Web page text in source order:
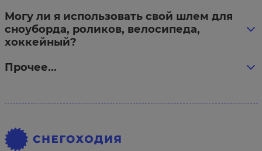
Могу ли я использовать свой шлем для
сноуборда, роликов, велосипеда,
хоккейный?
Прочее...